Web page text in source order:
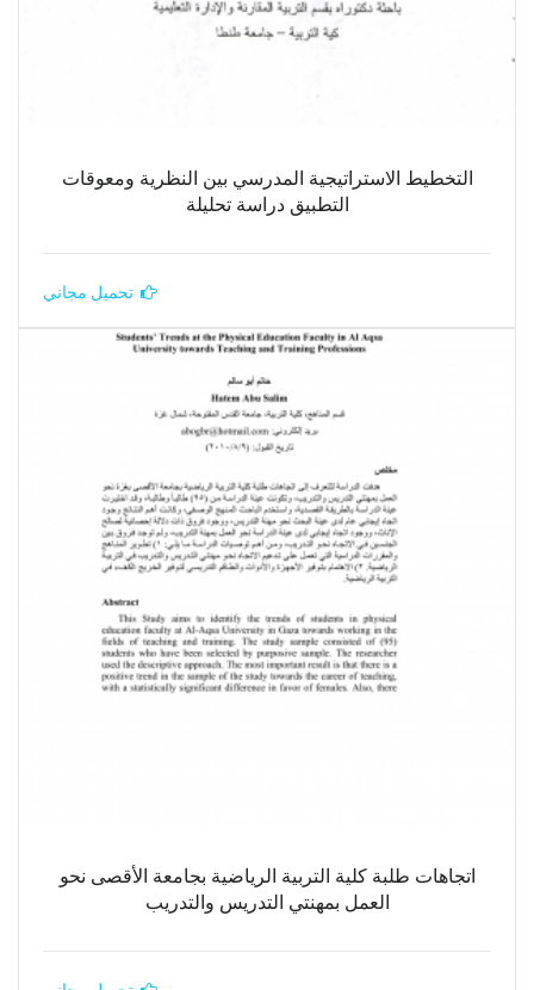
التخطيط الاستراتيجية المدرسي بين النظرية ومعوقات
التطبيق دراسة تحليلة
تحميل مجاني
اتجاهات طلبة كلية التربية الرياضية بجامعة الأقصى نحو
العمل بمهنتي التدريس والتدريب